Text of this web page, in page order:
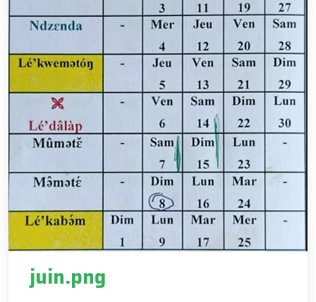
juin.png